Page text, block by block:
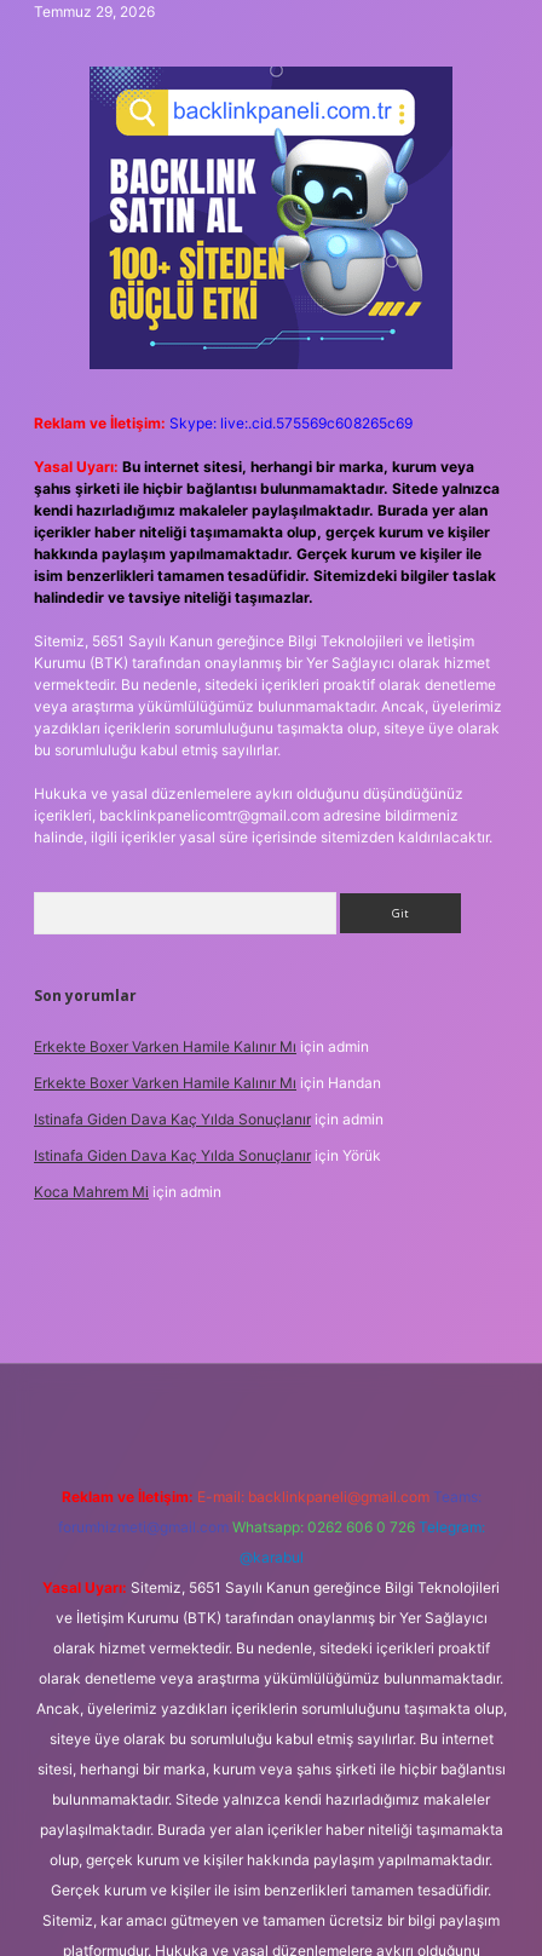
Temmuz 29, 2026
Reklam ve İletişim: Skype: live:.cid.575569c608265c69
Yasal Uyarı: Bu internet sitesi, herhangi bir marka, kurum veya
şahıs şirketi ile hiçbir bağlantısı bulunmamaktadır. Sitede yalnızca
kendi hazırladığımız makaleler paylaşılmaktadır. Burada yer alan
içerikler haber niteliği taşımamakta olup, gerçek kurum ve kişiler
hakkında paylaşım yapılmamaktadır. Gerçek kurum ve kişiler ile
isim benzerlikleri tamamen tesadüfidir. Sitemizdeki bilgiler taslak
halindedir ve tavsiye niteliği taşımazlar.
Sitemiz, 5651 Sayılı Kanun gereğince Bilgi Teknolojileri ve İletişim
Kurumu (BTK) tarafından onaylanmış bir Yer Sağlayıcı olarak hizmet
vermektedir. Bu nedenle, sitedeki içerikleri proaktif olarak denetleme
veya araştırma yükümlülüğümüz bulunmamaktadır. Ancak, üyelerimiz
yazdıkları içeriklerin sorumluluğunu taşımakta olup, siteye üye olarak
bu sorumluluğu kabul etmiş sayılırlar.
Hukuka ve yasal düzenlemelere aykırı olduğunu düşündüğünüz
içerikleri, backlinkpanelicomtr@gmail.com adresine bildirmeniz
halinde, ilgili içerikler yasal süre içerisinde sitemizden kaldırılacaktır.
Son yorumlar
Erkekte Boxer Varken Hamile Kalınır Mı için admin
Erkekte Boxer Varken Hamile Kalınır Mı için Handan
Istinafa Giden Dava Kaç Yılda Sonuçlanır için admin
Istinafa Giden Dava Kaç Yılda Sonuçlanır için Yörük
Koca Mahrem Mi için admin
Reklam ve İletişim: E-mail: backlinkpaneli@gmail.com Teams:
forumhizmeti@gmail.com Whatsapp: 0262 606 0 726 Telegram:
@karabul
Yasal Uyarı: Sitemiz, 5651 Sayılı Kanun gereğince Bilgi Teknolojileri
ve İletişim Kurumu (BTK) tarafından onaylanmış bir Yer Sağlayıcı
olarak hizmet vermektedir. Bu nedenle, sitedeki içerikleri proaktif
olarak denetleme veya araştırma yükümlülüğümüz bulunmamaktadır.
Ancak, üyelerimiz yazdıkları içeriklerin sorumluluğunu taşımakta olup,
siteye üye olarak bu sorumluluğu kabul etmiş sayılırlar. Bu internet
sitesi, herhangi bir marka, kurum veya şahıs şirketi ile hiçbir bağlantısı
bulunmamaktadır. Sitede yalnızca kendi hazırladığımız makaleler
paylaşılmaktadır. Burada yer alan içerikler haber niteliği taşımamakta
olup, gerçek kurum ve kişiler hakkında paylaşım yapılmamaktadır.
Gerçek kurum ve kişiler ile isim benzerlikleri tamamen tesadüfidir.
Sitemiz, kar amacı gütmeyen ve tamamen ücretsiz bir bilgi paylaşım
platformudur. Hukuka ve yasal düzenlemelere aykırı olduğunu